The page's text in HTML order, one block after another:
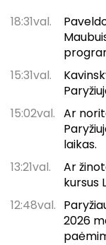
18:31val.
15:31val.
15:02val. Ar
laikas.
13:21val.
Ar
kursus
12:48val.
2026